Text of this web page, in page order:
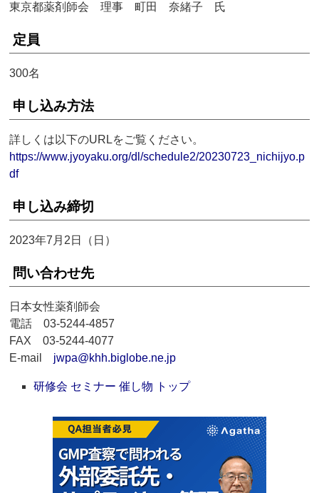
東京都薬剤師会 理事 町田 奈緒子 氏
定員
300名
申し込み方法
詳しくは以下のURLをご覧ください。
https://www.jyoyaku.org/dl/schedule2/20230723_nichijyo.p
df
申し込み締切
2023年7月2日（日）
問い合わせ先
日本女性薬剤師会
電話 03-5244-4857
FAX 03-5244-4077
E-mail jwpa@khh.biglobe.ne.jp
研修会 セミナー 催し物 トップ